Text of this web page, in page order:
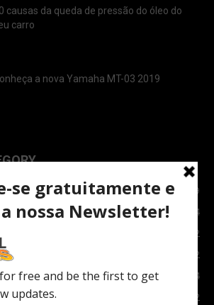
causas da queda de pressão do óleo do
carro
a nova Yamaha MT-03 2019
7089
3764
2082
1852
1024
972